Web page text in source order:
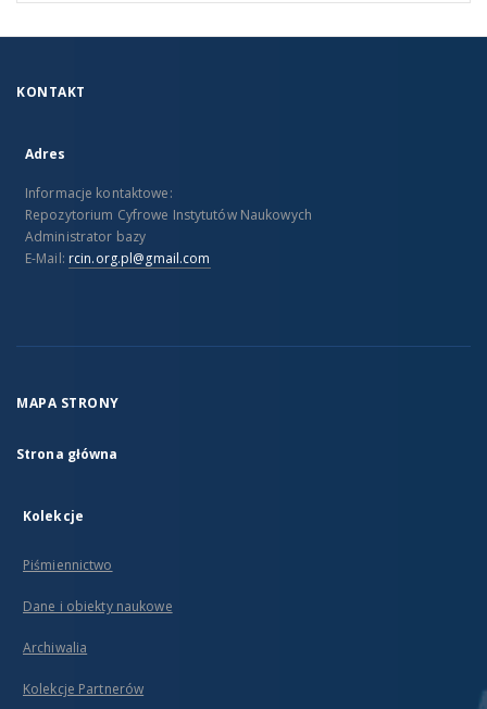
KONTAKT
Adres
Informacje kontaktowe:
Repozytorium Cyfrowe Instytutów Naukowych
Administrator bazy
E-Mail: rcin.org.pl@gmail.com
MAPA STRONY
Strona główna
Kolekcje
Piśmiennictwo
Dane i obiekty naukowe
Archiwalia
Kolekcje Partnerów